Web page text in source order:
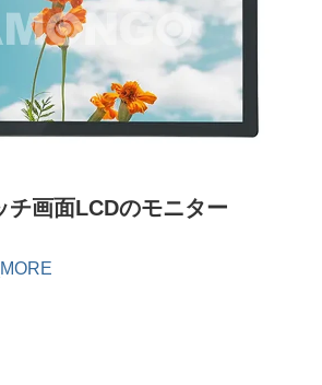
チ画面LCDのモニター